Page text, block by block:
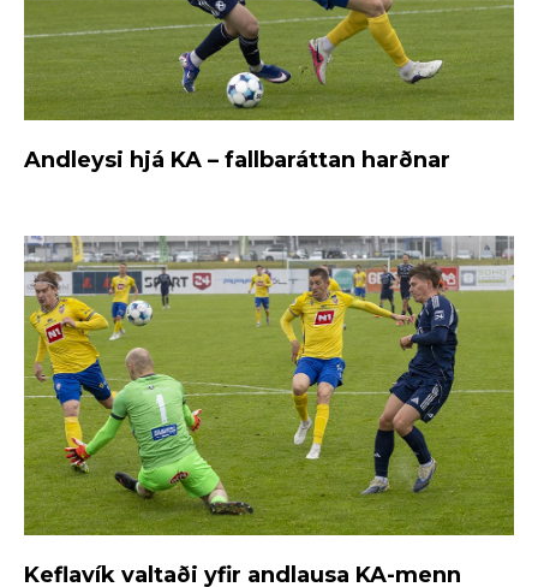
Andleysi hjá KA – fallbaráttan harðnar
Keflavík valtaði yfir andlausa KA-menn